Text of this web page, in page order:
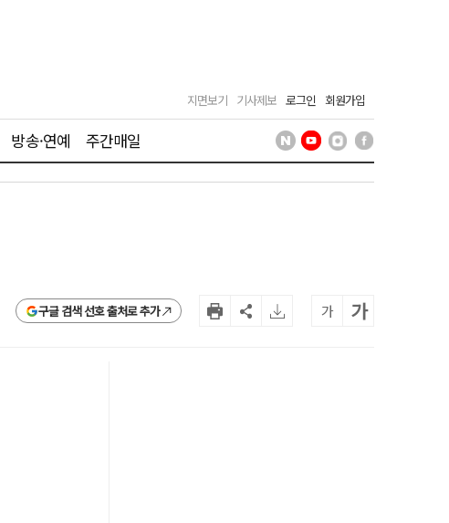
지면보기 기사제보 로그인 회원가입
방송·연예 주간매일
구글 검색 선호 출처로 추가 가 가